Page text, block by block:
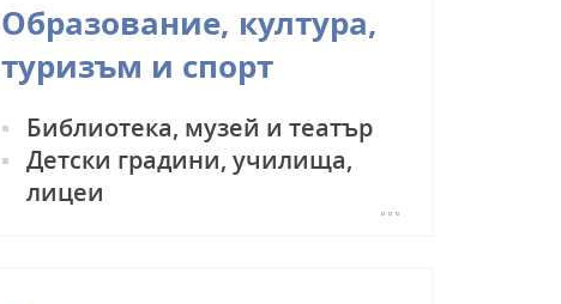
Образование, култура,
туризъм и спорт
Библиотека, музей и театър
Детски градини, училища,
лицеи